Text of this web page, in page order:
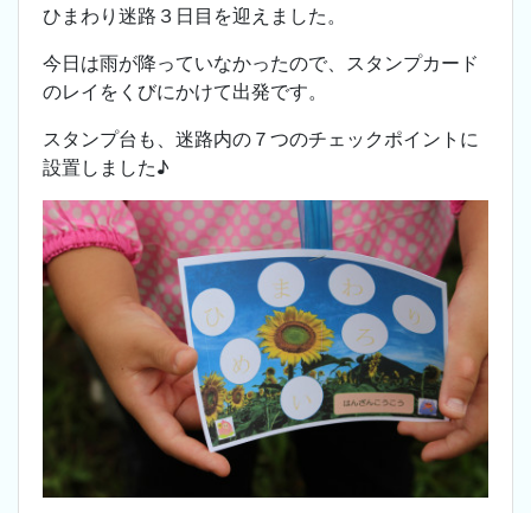
ひまわり迷路３日目を迎えました。
今日は雨が降っていなかったので、スタンプカード
のレイをくびにかけて出発です。
スタンプ台も、迷路内の７つのチェックポイントに
設置しました♪